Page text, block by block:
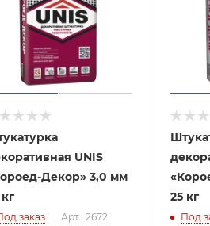
UNIS
Декор» 3,0 мм
заказ Арт.: 2672
25 кг
Под